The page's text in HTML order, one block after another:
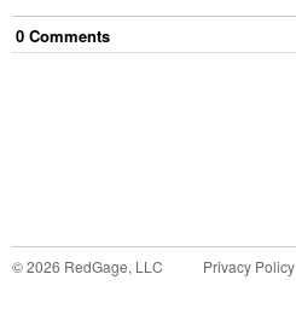
0 Comments
©2026 RedGage, LLC Privacy Policy